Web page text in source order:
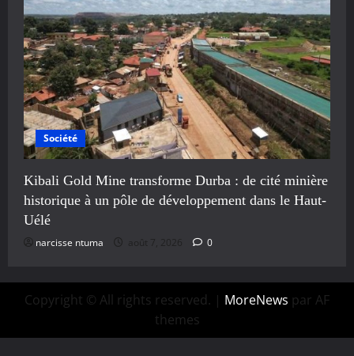
Société
Kibali Gold Mine transforme Durba : de cité minière
historique à un pôle de développement dans le Haut-
Uélé
narcisse ntuma août 7, 2026 0
Copyright © All rights reserved. | MoreNews par AF
themes